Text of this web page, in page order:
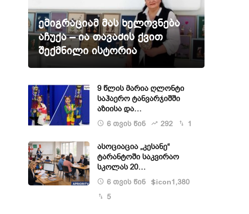
ემიგრაციამ მას ხელოვნება
აჩუქა – ია თავაძის ქვით
შექმნილი ისტორია
9 წლის მარია ღლონტი
საჰაერო ტანვარჯიშში
აზიისა და…
6 თვის წინ 292 1
ასოციაცია „კესანე“
ტარანტოში საკვირაო
სკოლას 20…
6 თვის წინ $icon1,380
5